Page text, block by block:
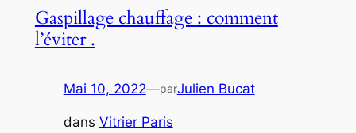
Gaspillage chauffage : comment
l’éviter .
Mai 10, 2022—parJulien Bucat
dans Vitrier Paris